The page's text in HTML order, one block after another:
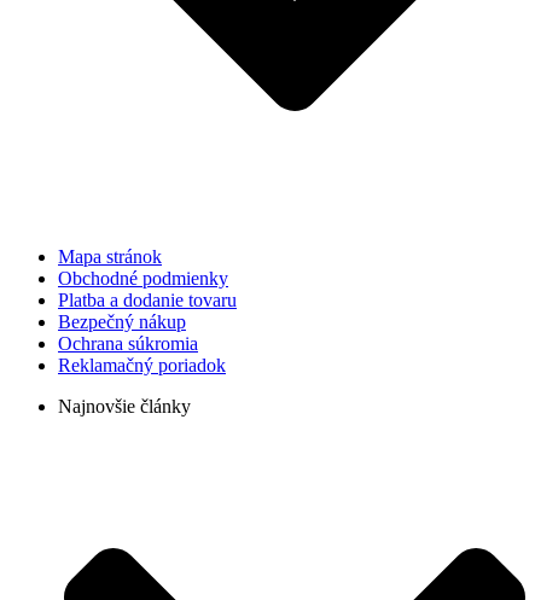
Mapa stránok
Obchodné podmienky
Platba a dodanie tovaru
Bezpečný nákup
Ochrana súkromia
Reklamačný poriadok
Najnovšie články